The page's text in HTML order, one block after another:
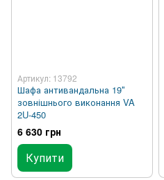
Артикул: 13792
Шафа антивандальна 19″
зовнішнього виконання VA
2U-450
6 630 грн
Купити